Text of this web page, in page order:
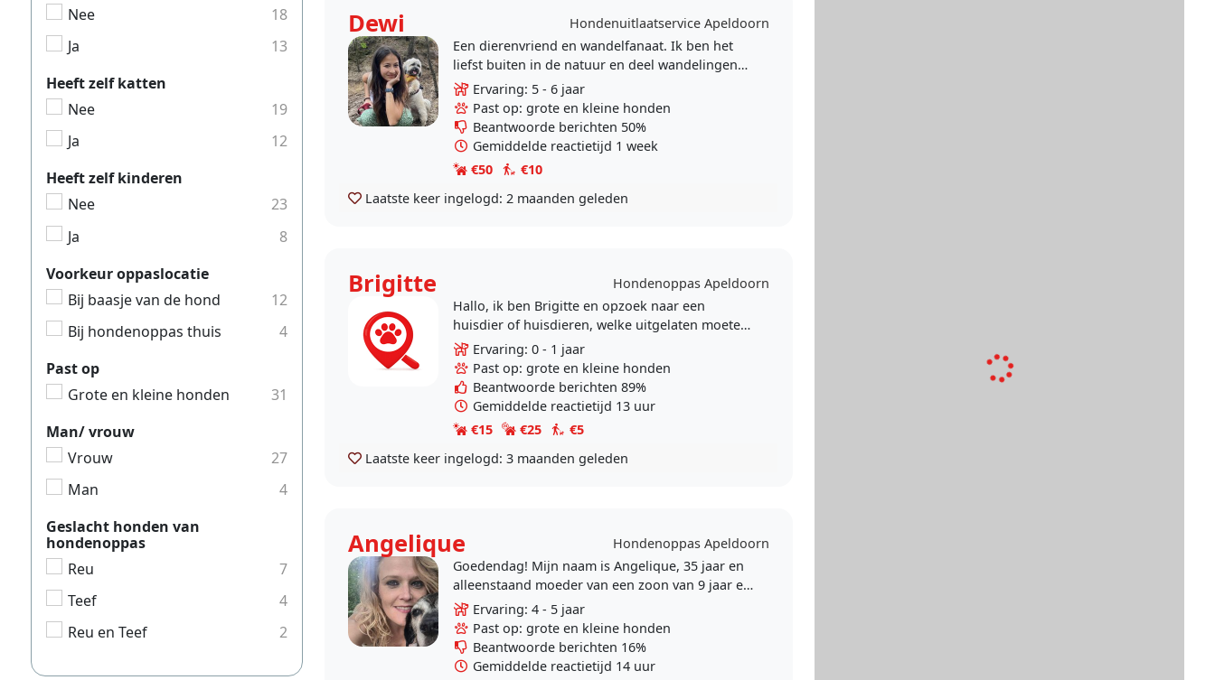
Dewi
Hondenuitlaatservice Apeldoorn
Een dierenvriend en wandelfanaat. Ik ben het
liefst buiten in de natuur en deel wandelingen
graag met lieve enthousiaste viervoeters.
Opgegroeid met..
Ervaring: 5 - 6 jaar
Past op: grote en kleine honden
Beantwoorde berichten 50%
Gemiddelde reactietijd 1 week
€50
€10
Laatste keer ingelogd: 2 maanden geleden
Brigitte
Hondenoppas Apeldoorn
Hallo, ik ben Brigitte en opzoek naar een
huisdier of huisdieren, welke uitgelaten moeten
worden of liefde en aandacht nodig hebben,
omdat u..
Ervaring: 0 - 1 jaar
Past op: grote en kleine honden
Beantwoorde berichten 89%
Gemiddelde reactietijd 13 uur
€15
€25
€5
Laatste keer ingelogd: 3 maanden geleden
Angelique
Hondenoppas Apeldoorn
Goedendag! Mijn naam is Angelique, 35 jaar en
alleenstaand moeder van een zoon van 9 jaar en
woon aan de rand van het Matenpark te
Apeldoorn. Ik heb..
Ervaring: 4 - 5 jaar
Past op: grote en kleine honden
Beantwoorde berichten 16%
Gemiddelde reactietijd 14 uur
Nee
18
Ja
13
Heeft zelf katten
Nee
19
Ja
12
Heeft zelf kinderen
Nee
23
Ja
8
Voorkeur oppaslocatie
Bij baasje van de hond
12
Bij hondenoppas thuis
4
Past op
Grote en kleine honden
31
Man/ vrouw
Vrouw
27
Man
4
Geslacht honden van
hondenoppas
Reu
7
Teef
4
Reu en Teef
2